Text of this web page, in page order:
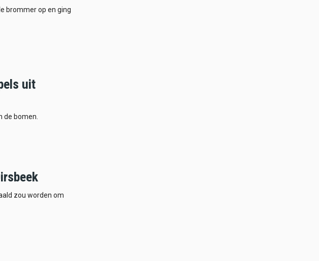
brommer op en ging
uit
de bomen.
zou worden om